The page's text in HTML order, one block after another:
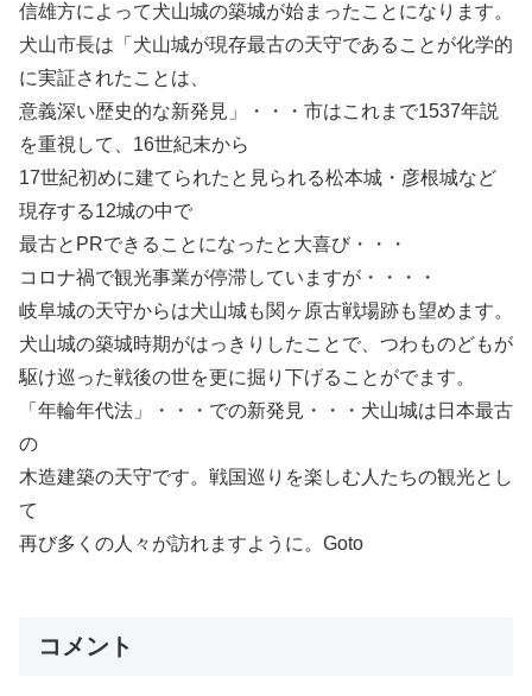
信雄方によって犬山城の築城が始まったことになります。
犬山市長は「犬山城が現存最古の天守であることが化学的
に実証されたことは、
意義深い歴史的な新発見」・・・市はこれまで1537年説
を重視して、16世紀末から
17世紀初めに建てられたと見られる松本城・彦根城など
現存する12城の中で
最古とPRできることになったと大喜び・・・
コロナ禍で観光事業が停滞していますが・・・・
岐阜城の天守からは犬山城も関ヶ原古戦場跡も望めます。
犬山城の築城時期がはっきりしたことで、つわものどもが
駆け巡った戦後の世を更に掘り下げることがでます。
「年輪年代法」・・・での新発見・・・犬山城は日本最古
の
木造建築の天守です。戦国巡りを楽しむ人たちの観光とし
て
再び多くの人々が訪れますように。Goto
コメント